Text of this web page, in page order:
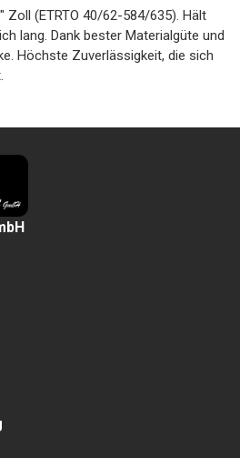
Zoll (ETRTO 40/62-584/635). Hält
lang. Dank bester Materialgüte und
Höchste Zuverlässigkeit, die sich